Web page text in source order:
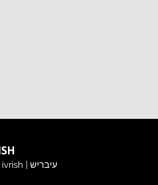
ivrish | עיבריש